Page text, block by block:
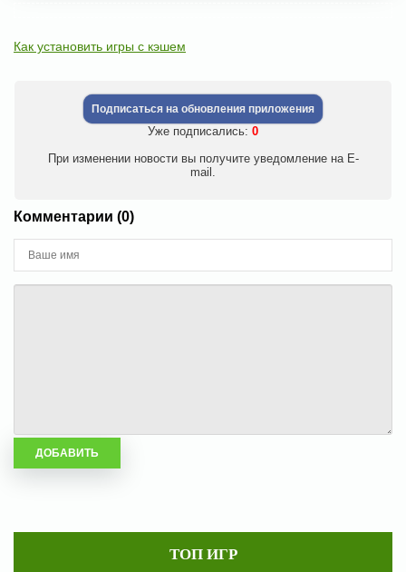
Как установить игры с кэшем
Подписаться на обновления приложения
Уже подписались: 0
При изменении новости вы получите уведомление на E-
mail.
Комментарии (0)
ТОП ИГР